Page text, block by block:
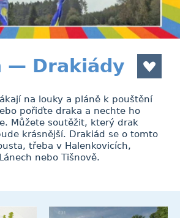
— Drakiády
na louky a pláně k pouštění
pořiďte draka a nechte ho
Můžete soutěžit, který drak
krásnější. Drakiád se o tomto
třeba v Halenkovicích,
nebo Tišnově.